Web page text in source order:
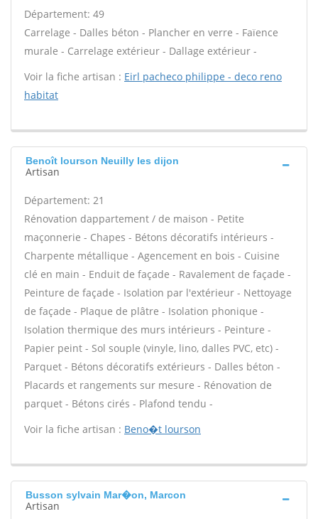
Département: 49
Carrelage - Dalles béton - Plancher en verre - Faïence
murale - Carrelage extérieur - Dallage extérieur -
Voir la fiche artisan : Eirl pacheco philippe - deco reno
habitat
Benoît lourson Neuilly les dijon
Artisan
Département: 21
Rénovation dappartement / de maison - Petite
maçonnerie - Chapes - Bétons décoratifs intérieurs -
Charpente métallique - Agencement en bois - Cuisine
clé en main - Enduit de façade - Ravalement de façade -
Peinture de façade - Isolation par l'extérieur - Nettoyage
de façade - Plaque de plâtre - Isolation phonique -
Isolation thermique des murs intérieurs - Peinture -
Papier peint - Sol souple (vinyle, lino, dalles PVC, etc) -
Parquet - Bétons décoratifs extérieurs - Dalles béton -
Placards et rangements sur mesure - Rénovation de
parquet - Bétons cirés - Plafond tendu -
Voir la fiche artisan : Beno�t lourson
Busson sylvain Mar�on, Marcon
Artisan